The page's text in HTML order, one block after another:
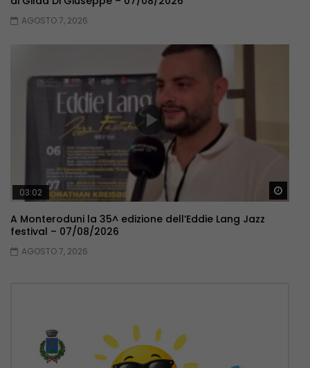
AGOSTO 7, 2026
03:02
A Monteroduni la 35^ edizione dell’Eddie Lang Jazz
festival – 07/08/2026
AGOSTO 7, 2026